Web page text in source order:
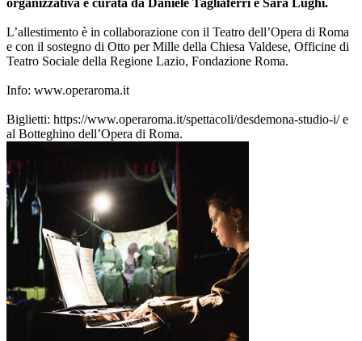
organizzativa è curata da Daniele Tagliaferri e Sara Lughi.
L’allestimento è in collaborazione con il Teatro dell’Opera di Roma
e con il sostegno di Otto per Mille della Chiesa Valdese, Officine di
Teatro Sociale della Regione Lazio, Fondazione Roma.
Info: www.operaroma.it
Biglietti: https://www.operaroma.it/spettacoli/desdemona-studio-i/ e
al Botteghino dell’Opera di Roma.